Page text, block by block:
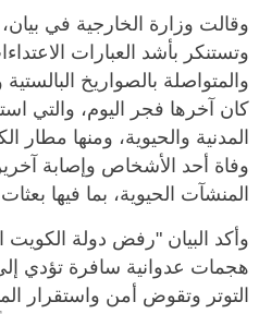
وقالت وزارة الخارجية في
وتستنكر بأشد العبارات
والمتواصلة بالصواريخ
كان آخرها فجر اليوم، والتي
المدنية والحيوية، ومنها مطار
وفاة أحد الأشخاص وإصابة
المنشآت الحيوية، بما فيها
وأكد البيان "رفض دولة الكويت
هجمات عدوانية سافرة تؤدي
التوتر وتقوض أمن واستقرار